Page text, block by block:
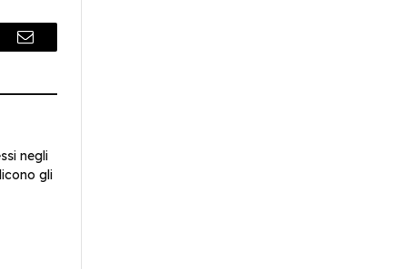
Email